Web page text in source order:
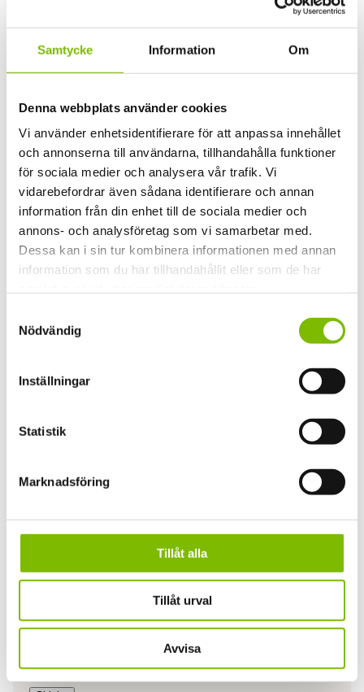
Samtycke Information Om
Denna webbplats använder cookies
Vi använder enhetsidentifierare för att anpassa innehållet
och annonserna till användarna, tillhandahålla funktioner
för sociala medier och analysera vår trafik. Vi
vidarebefordrar även sådana identifierare och annan
information från din enhet till de sociala medier och
annons- och analysföretag som vi samarbetar med.
Dessa kan i sin tur kombinera informationen med annan
information som du har tillhandahållit eller som de har
Nödvändig
Inställningar
Statistik
Marknadsföring
Tillåt alla
Tillåt urval
Avvisa
Efternamn
(Obligatoriskt)
(Obligatoriskt)
Samtycke(Obligatoriskt)
Jag godkänner härmed att Expodul Inredningar
och behandla mina personuppgifter som jag har
angivit i detta formulär i enlighet med vår
Integritetspolicy. Markera kryssrutan till vänster
om du accepterar detta.. Läs mer om hur vi